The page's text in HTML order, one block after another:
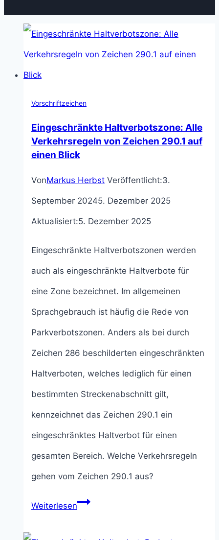
Vorschriftzeichen
Eingeschränkte Haltverbotszone: Alle
Verkehrsregeln von Zeichen 290.1 auf
einen Blick
VonMarkus Herbst Veröffentlicht:3.
September 20245. Dezember 2025
Aktualisiert:5. Dezember 2025
Eingeschränkte Haltverbotszonen werden
auch als eingeschränkte Haltverbote für
eine Zone bezeichnet. Im allgemeinen
Sprachgebrauch ist häufig die Rede von
Parkverbotszonen. Anders als bei durch
Zeichen 286 beschilderten eingeschränkten
Haltverboten, welches lediglich für einen
bestimmten Streckenabschnitt gilt,
kennzeichnet das Zeichen 290.1 ein
eingeschränktes Haltverbot für einen
gesamten Bereich. Welche Verkehrsregeln
gehen vom Zeichen 290.1 aus?
WeiterlesenEingeschränkte